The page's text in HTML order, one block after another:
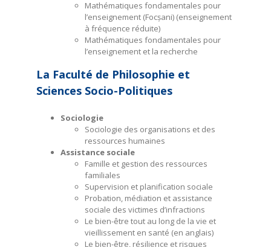
Mathématiques fondamentales pour
l’enseignement (Focșani) (enseignement
à fréquence réduite)
Mathématiques fondamentales pour
l’enseignement et la recherche
La Faculté de Philosophie et
Sciences Socio-Politiques
Sociologie
Sociologie des organisations et des
ressources humaines
Assistance sociale
Famille et gestion des ressources
familiales
Supervision et planification sociale
Probation, médiation et assistance
sociale des victimes d’infractions
Le bien-être tout au long de la vie et
vieillissement en santé (en anglais)
Le bien-être, résilience et risques